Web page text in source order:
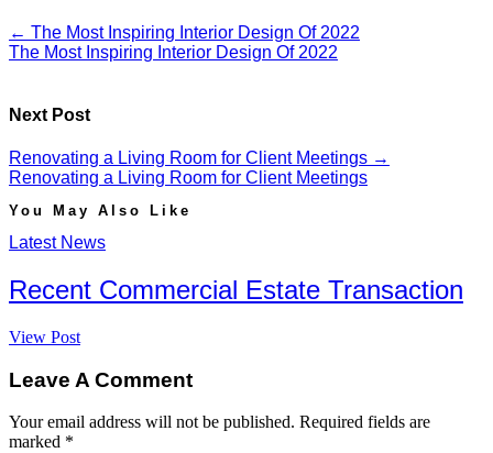
← The Most Inspiring Interior Design Of 2022
The Most Inspiring Interior Design Of 2022
Next Post
Renovating a Living Room for Client Meetings →
Renovating a Living Room for Client Meetings
You May Also Like
Latest News
Recent Commercial Estate Transaction
View Post
Leave A Comment
Your email address will not be published. Required fields are
marked *